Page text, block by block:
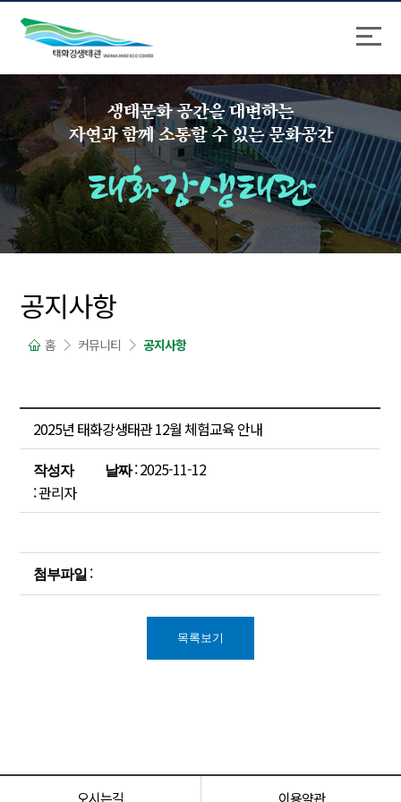
생태문화 공간을 대변하는
자연과 함께 소통할 수 있는 문화공간
태화강생태관
공지사항
홈 커뮤니티 공지사항
2025년 태화강생태관 12월 체험교육 안내
작성자
: 관리자
날짜: 2025-11-12
첨부파일 :
목록보기
오시는길 이용약관